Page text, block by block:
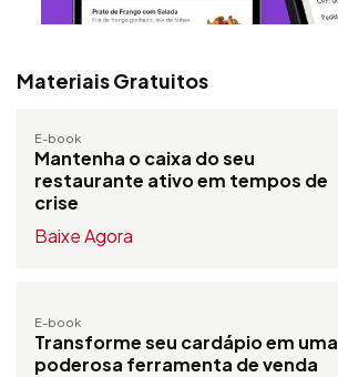
Materiais Gratuitos
E-book
Mantenha o caixa do seu
restaurante ativo em tempos de
crise
Baixe Agora
E-book
Transforme seu cardápio em uma
poderosa ferramenta de venda